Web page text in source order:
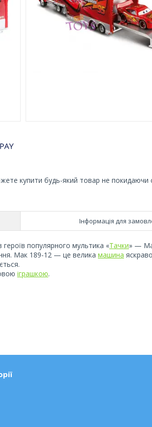
купити будь-який товар не покидаючи
Інформація для
популярного мультика «Тачки» —
Мак 189-12 — це велика машина
іграшкою.